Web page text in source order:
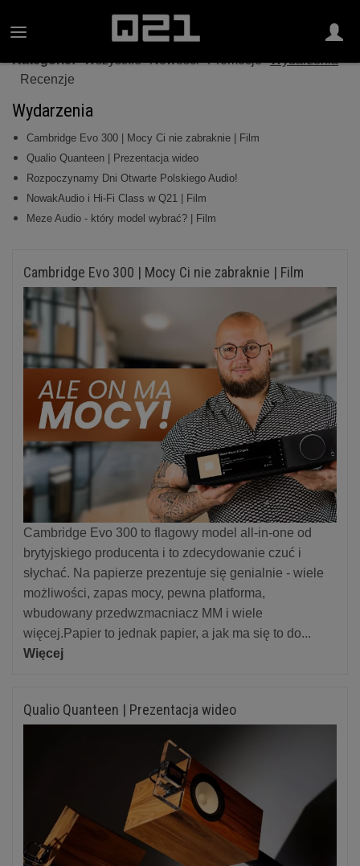
Kategorie: Wszystkie Nowości Promocje Wydarzenia
Recenzje
Wydarzenia
Cambridge Evo 300 | Mocy Ci nie zabraknie | Film
Qualio Quanteen | Prezentacja wideo
Rozpoczynamy Dni Otwarte Polskiego Audio!
NowakAudio i Hi-Fi Class w Q21 | Film
Meze Audio - który model wybrać? | Film
Cambridge Evo 300 | Mocy Ci nie zabraknie | Film
Cambridge Evo 300 to flagowy model all-in-one od
brytyjskiego producenta i to zdecydowanie czuć i
słychać. Na papierze prezentuje się genialnie - wiele
możliwości, zapas mocy, pewna platforma,
wbudowany przedwzmacniacz MM i wiele
więcej.Papier to jednak papier, a jak ma się to do...
Więcej
Qualio Quanteen | Prezentacja wideo